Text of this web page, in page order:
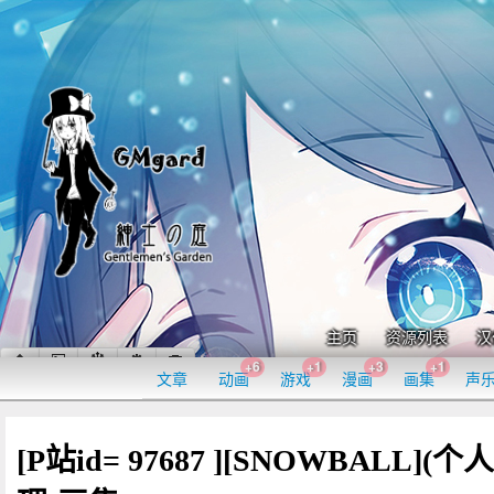
主页 资源列表
文章 动画
+6
游戏
+1
漫画
+3
画集
+1
声
[P站id= 97687 ][SNOWBALL](个